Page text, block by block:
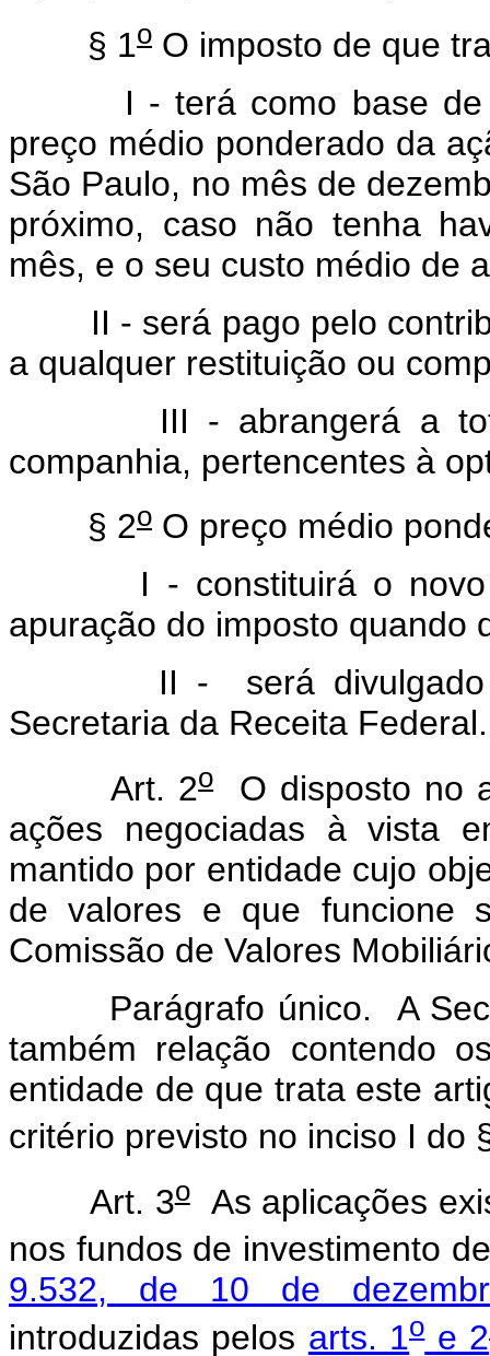
§ 1o O imposto de que
I - terá como base de
preço médio ponderado da
São Paulo, no mês de
próximo, caso não tenha
mês, e o seu custo médio de
II - será pago pelo
a qualquer restituição ou
III - abrangerá a
companhia, pertencentes à
§ 2o O preço médio
I - constituirá o novo
apuração do imposto quando
II - será divulgado por
Secretaria da Receita Federal.
Art. 2oO disposto no
ações negociadas à vista
mantido por entidade cujo
de valores e que funcione
Comissão de Valores
Parágrafo único. A
também relação contendo
entidade de que trata este
critério previsto no inciso I do
Art. 3oAs aplicações
nos fundos de investimento
9.532, de 10 de
introduzidas pelos arts. 1oe 2